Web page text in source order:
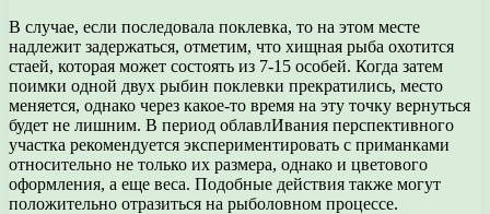
В случае, если последовала поклевка, то на этом месте
надлежит задержаться, отметим, что хищная рыба охотится
стаей, которая может состоять из 7-15 особей. Когда затем
поимки одной двух рыбин поклевки прекратились, место
меняется, однако через какое-то время на эту точку вернуться
будет не лишним. В период облавлИвания перспективного
участка рекомендуется экспериментировать с приманками
относительно не только их размера, однако и цветового
оформления, а еще веса. Подобные действия также могут
положительно отразиться на рыболовном процессе.